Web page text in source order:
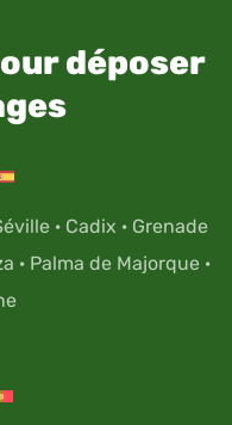
déposer
· Cadix · Grenade
· Palma de Majorque ·